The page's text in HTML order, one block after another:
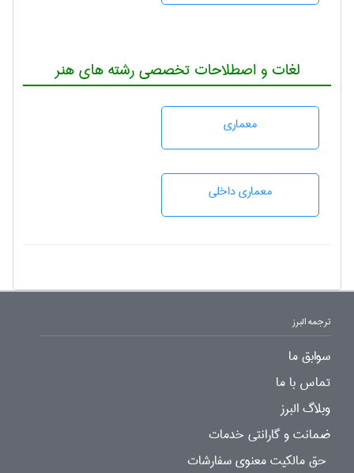
لغات و اصطلاحات تخصصی رشته های هنر
معماری
معماری داخلی
ترجمه البرز
سوابق ما
تماس با ما
وبلاگ البرز
ضمانت و گارانتی خدمات
حق مالکیت معنوی سفارشات